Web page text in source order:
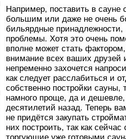
Например, поставить в
большим или даже не очень
бильярдные принадлежности,
проблемы. Хотя это очень
вполне может стать
внимание всех ваших друзей
непременно захочется
как следует расслабиться и
собственно постройки сауны,
намного проще, да и
десятилетий назад. Теперь
не придётся закупать
них построить, так как
торгующие уже готовыми